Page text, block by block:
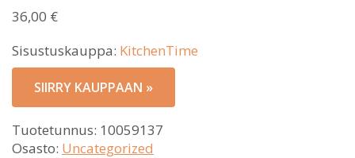
36,00 €
Sisustuskauppa: KitchenTime
SIIRRY KAUPPAAN »
Tuotetunnus: 10059137
Osasto: Uncategorized